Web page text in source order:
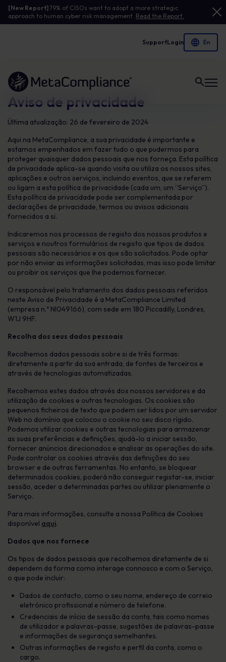
[New Report]79% of CISOs want to adopt a more strategic
approach to human cyber risk management. Read the Report.
SupportLogin
Link to the homepage
Aviso de privacidade
Última atualização: 26 de fevereiro de 2024
Aqui na MetaCompliance, a sua privacidade é importante e
estamos empenhados em fazer tudo o que pudermos para
proteger quaisquer dados pessoais que nos forneça. Esta política
de privacidade aplica-se quando visita ou utiliza os nossos sites,
aplicações e outros serviços, incluindo eventos, que se referem
ou ligam a esta política de privacidade (cada um, um “Serviço”).
Esta política de privacidade pode ser complementada por
declarações de privacidade, termos ou avisos adicionais
fornecidos a si.
Indicaremos nos processos de registo dos nossos produtos e
serviços e noutros formulários de registo que tipos de dados
pessoais são necessários e os que são solicitados. Pode optar
por não enviar as informações solicitadas, mas isso pode limitar
ou proibir os serviços que lhe podemos fornecer.
O responsável pelo tratamento dos dados pessoais referidos
neste Aviso de Privacidade é a MetaCompliance Limited
(empresa n.º NI049166), com sede em 180 Piccadilly, Londres,
W1J 9HF.
Recolha dos seus dados pessoais
Recolhemos dados pessoais sobre si de três formas:
diretamente a partir da sua entrada, de fontes de terceiros e
através de tecnologias automatizadas.
Recolhemos estes dados através dos nossos servidores e da
utilização de cookies e outras tecnologias. Os cookies são
pequenos ficheiros de texto que podem ser lidos por um servidor
Web no domínio que colocou o cookie no seu disco rígido.
Podemos utilizar cookies e outras tecnologias para armazenar
as suas preferências e definições, ajudá-lo a iniciar sessão,
fornecer anúncios direcionados e analisar as operações do site.
Pode controlar os cookies através das definições do seu
browser e de outras ferramentas. No entanto, se bloquear
determinados cookies, poderá não conseguir registar-se, iniciar
sessão, aceder a determinadas partes ou utilizar plenamente o
Serviço.
Para mais informações, consulte a nossa Política de Cookies
disponível aqui.
Dados que nos fornece
Os tipos de dados pessoais que recolhemos diretamente de si
dependem da forma como interage connosco e com o Serviço,
o que pode incluir:
Dados de contacto, como o seu nome, endereço de correio
eletrónico profissional e número de telefone.
Credenciais de início de sessão da conta, tais como nomes
de utilizador e palavras-passe, sugestões de palavras-passe
e informações de segurança semelhantes.
Outras informações de registo e perfil da conta, como o
cargo.